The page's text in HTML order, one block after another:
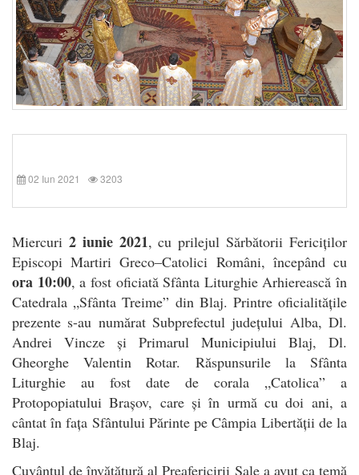
02 Iun 2021 3203
Miercuri 2 iunie 2021, cu prilejul Sărbătorii Fericiților
Episcopi Martiri Greco–Catolici Români, începând cu
ora 10:00, a fost oficiată Sfânta Liturghie Arhierească în
Catedrala „Sfânta Treime” din Blaj. Printre oficialitățile
prezente s-au numărat Subprefectul județului Alba, Dl.
Andrei Vincze și Primarul Municipiului Blaj, Dl.
Gheorghe Valentin Rotar. Răspunsurile la Sfânta
Liturghie au fost date de corala „Catolica” a
Protopopiatului Brașov, care și în urmă cu doi ani, a
cântat în fața Sfântului Părinte pe Câmpia Libertății de la
Blaj.
Cuvântul de învățătură al Preafericirii Sale a avut ca temă